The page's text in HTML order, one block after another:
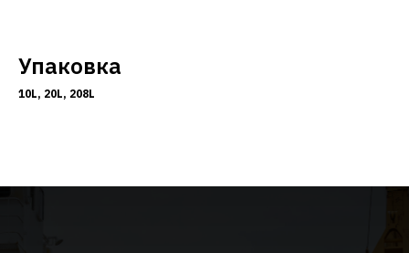
Упаковка
10L, 20L, 208L